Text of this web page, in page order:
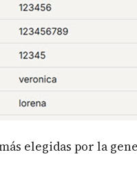
elegidas por la